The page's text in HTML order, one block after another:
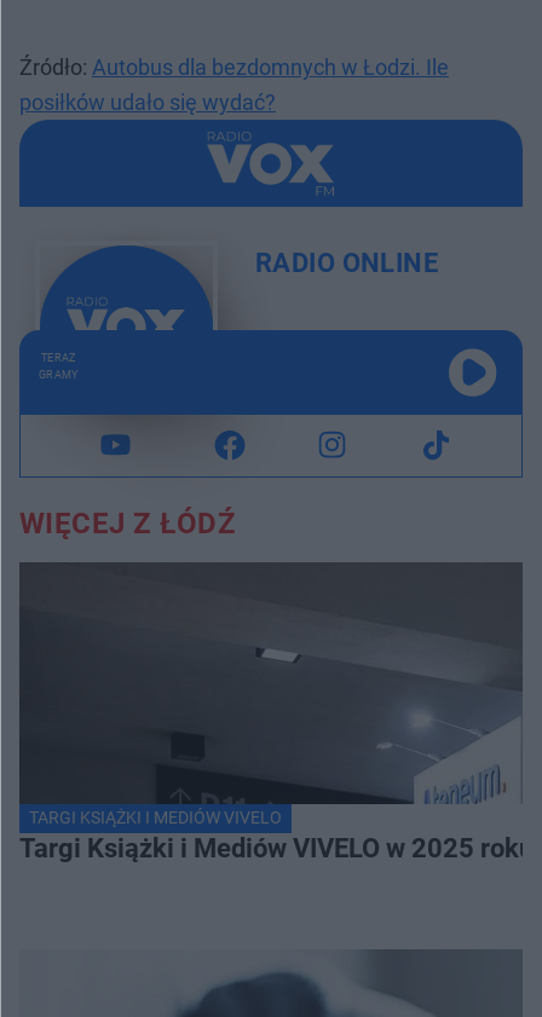
Źródło: Autobus dla bezdomnych w Łodzi. Ile
posiłków udało się wydać?
RADIO ONLINE
TERAZ
GRAMY
WIĘCEJ Z ŁÓDŹ
TARGI KSIĄŻKI I MEDIÓW VIVELO
Targi Książki i Mediów VIVELO w 2025 roku